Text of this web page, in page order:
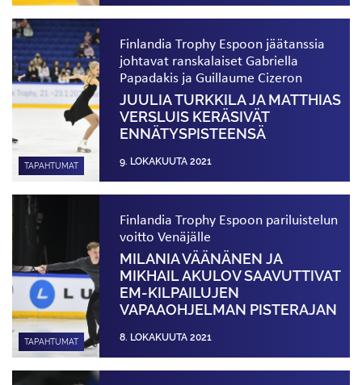
TAPAHTUMAT
Finlandia Trophy Espoon jäätanssia
johtavat ranskalaiset Gabriella
Papadakis ja Guillaume Cizeron
JUULIA TURKKILA JA MATTHIAS
VERSLUIS KERÄSIVÄT
ENNÄTYS­PISTEENSÄ
9. LOKAKUUTA 2021
TAPAHTUMAT
Finlandia Trophy Espoon pariluistelun
voitto Venäjälle
MILANIA VÄÄNÄNEN JA
MIKHAIL AKULOV SAAVUTTIVAT
EM-KILPAILUJEN
VAPAAOHJELMAN PISTERAJAN
8. LOKAKUUTA 2021